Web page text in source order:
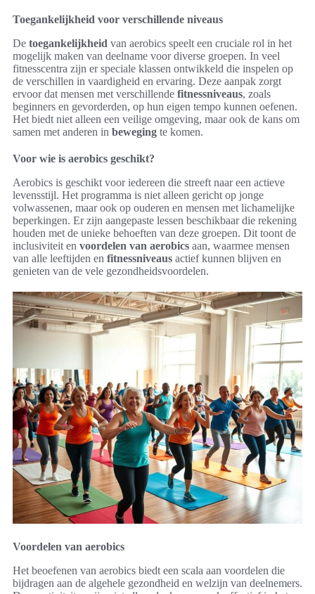
Toegankelijkheid voor verschillende niveaus
De toegankelijkheid van aerobics speelt een cruciale rol in het
mogelijk maken van deelname voor diverse groepen. In veel
fitnesscentra zijn er speciale klassen ontwikkeld die inspelen op
de verschillen in vaardigheid en ervaring. Deze aanpak zorgt
ervoor dat mensen met verschillende fitnessniveaus, zoals
beginners en gevorderden, op hun eigen tempo kunnen oefenen.
Het biedt niet alleen een veilige omgeving, maar ook de kans om
samen met anderen in beweging te komen.
Voor wie is aerobics geschikt?
Aerobics is geschikt voor iedereen die streeft naar een actieve
levensstijl. Het programma is niet alleen gericht op jonge
volwassenen, maar ook op ouderen en mensen met lichamelijke
beperkingen. Er zijn aangepaste lessen beschikbaar die rekening
houden met de unieke behoeften van deze groepen. Dit toont de
inclusiviteit en voordelen van aerobics aan, waarmee mensen
van alle leeftijden en fitnessniveaus actief kunnen blijven en
genieten van de vele gezondheidsvoordelen.
Voordelen van aerobics
Het beoefenen van aerobics biedt een scala aan voordelen die
bijdragen aan de algehele gezondheid en welzijn van deelnemers.